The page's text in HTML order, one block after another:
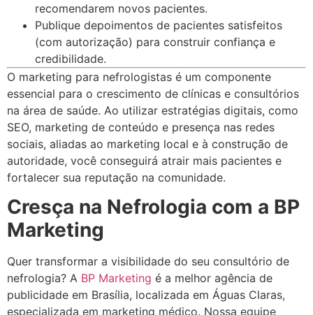
recomendarem novos pacientes.
Publique depoimentos de pacientes satisfeitos
(com autorização) para construir confiança e
credibilidade.
O marketing para nefrologistas é um componente
essencial para o crescimento de clínicas e consultórios
na área de saúde. Ao utilizar estratégias digitais, como
SEO, marketing de conteúdo e presença nas redes
sociais, aliadas ao marketing local e à construção de
autoridade, você conseguirá atrair mais pacientes e
fortalecer sua reputação na comunidade.
Cresça na Nefrologia com a BP
Marketing
Quer transformar a visibilidade do seu consultório de
nefrologia? A BP Marketing é a melhor agência de
publicidade em Brasília, localizada em Águas Claras,
especializada em marketing médico. Nossa equipe